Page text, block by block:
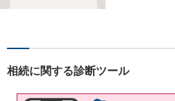
確認するので
場のスタッフ
仕事を守りま
相続に関する診断ツール